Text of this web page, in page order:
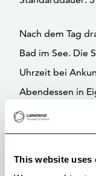
This website uses
Nach dem Tag
Bad im See. Die
Uhrzeit bei
Abendessen in
TAG 2
am Vorabend ins